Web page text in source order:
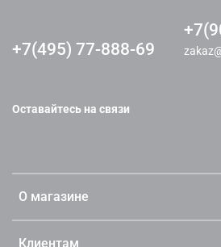
О магазине
Клиентам
+7(495) 77-888-69
Оставайтесь на связи